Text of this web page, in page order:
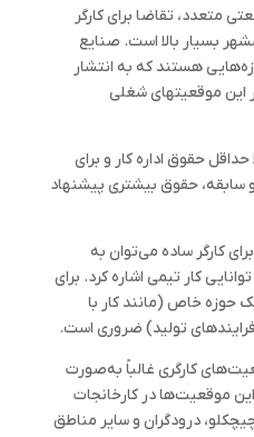
متعدد، تقاضا برای کارگر
بسیار بالا است. صنایع
هستند که به‌ انتشار
این موقعیتهای شغلی‌
حقوق اداره کار و برای
حقوق بیشتری پیشنهاد
کارگر ساده می‌توان به
کار تیمی اشاره کرد. برای
حوزه خاص (مانند کار با
تولید) ضروری است.
کارگری غالباً به‌صورت
موقعیت‌ها در کارخانجات
درودگران و سایر مناطق